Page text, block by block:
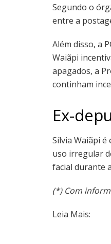
Segundo o
entre a
Além disso, a
Waiãpi
apagados, a
continham
Ex-
Sílvia Waiãpi
uso irregular
facial durante
(*) Com
Leia Mais: